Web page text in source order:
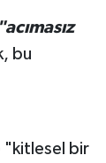
"acımasız
bu
"kitlesel bir